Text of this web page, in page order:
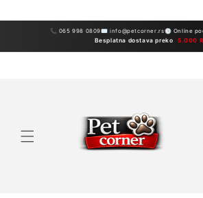
sadržaj
📞 065 998 0809✉ info@petcorner.rs🕒 Online
Besplatna dostava preko
5.000